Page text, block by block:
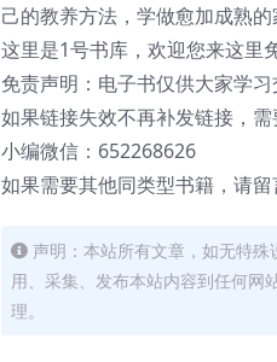
己的教养方法，学做愈加成熟
这里是1号书库，欢迎您来这里
免责声明：电子书仅供大家学
如果链接失效不再补发链接，需
小编微信：652268626
如果需要其他同类型书籍，请留
声明：本站所有文章，如无特
用、采集、发布本站内容到任何网
理。